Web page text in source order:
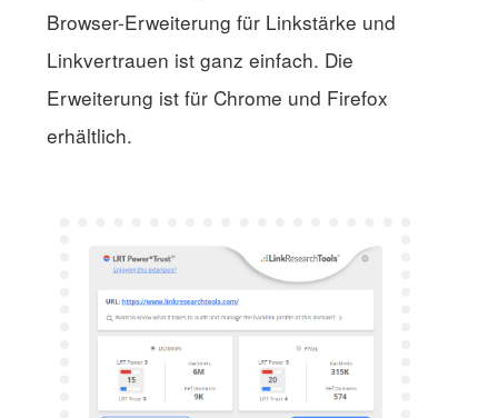
Browser-Erweiterung für Linkstärke und
Linkvertrauen ist ganz einfach. Die
Erweiterung ist für Chrome und Firefox
erhältlich.